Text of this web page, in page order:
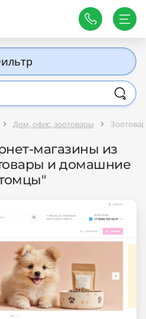
Дом, офис, зоотовары
магазины из
и домашние